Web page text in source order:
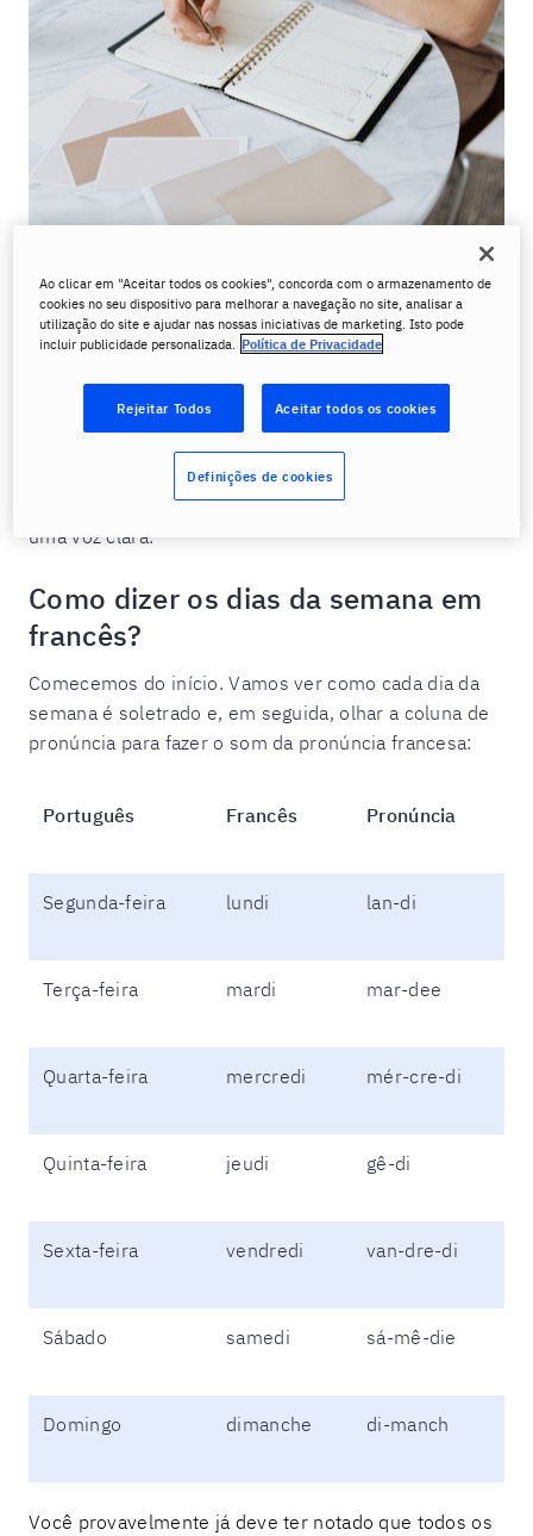
dia da semana, é importante abordar oalfabeto em
francês e sua pronúncia.
Ao contrário do português, um idioma que enfatiza as
sílabas dependendo do comprimento da palavra ou de
algumas de suas terminações, o francês enfatiza
todas as sílabas de maneira uniforme. É essencial
certificar-se de articular igualmente cada sílaba, com
uma voz clara.
Como dizer os dias da semana em
francês?
Comecemos do início. Vamos ver como cada dia da
semana é soletrado e, em seguida, olhar a coluna de
pronúncia para fazer o som da pronúncia francesa:
Português Francês Pronúncia
Segunda-feira lundi lan-di
Terça-feira mardi mar-dee
Quarta-feira mercredi mér-cre-di
Quinta-feira jeudi gê-di
Sexta-feira vendredi van-dre-di
Sábado samedi sá-mê-die
Domingo dimanche di-manch
Você provavelmente já deve ter notado que todos os
Ao clicar em "Aceitar todos os cookies", concorda com o armazenamento de
cookies no seu dispositivo para melhorar a navegação no site, analisar a
utilização do site e ajudar nas nossas iniciativas de marketing. Isto pode
incluir publicidade personalizada. Política de Privacidade
Rejeitar Todos Aceitar todos os cookies
Definições de cookies